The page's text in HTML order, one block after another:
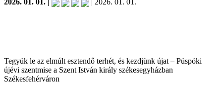
2026. 01. 01. | | 2026. 01. 01.
Tegyük le az elmúlt esztendő terhét, és kezdjünk újat – Püspöki
újévi szentmise a Szent István király székesegyházban
Székesfehérváron